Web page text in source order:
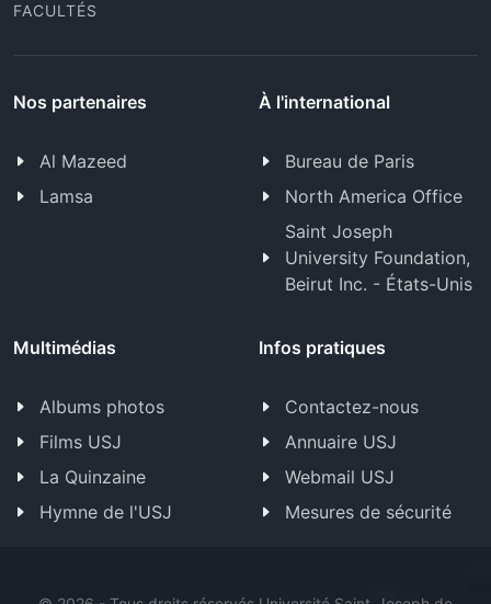
FACULTÉS
Nos partenaires
Al Mazeed
Lamsa
À l'international
Bureau de Paris
North America Office
Saint Joseph
University Foundation,
Beirut Inc. - États-Unis
Multimédias
Albums photos
Films USJ
La Quinzaine
Hymne de l'USJ
Infos pratiques
Contactez-nous
Annuaire USJ
Webmail USJ
Mesures de sécurité